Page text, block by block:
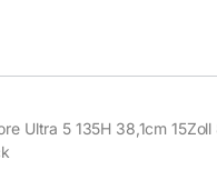
Ultra 5 135H 38,1cm 15Zoll